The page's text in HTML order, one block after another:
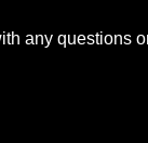
any questions